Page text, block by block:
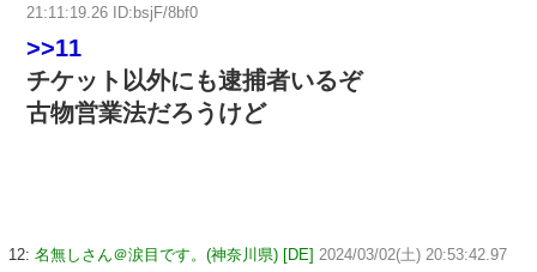
21:11:19.26 ID:bsjF/8bf0
>>11
チケット以外にも逮捕者いるぞ
古物営業法だろうけど
12: 名無しさん＠涙目です。(神奈川県) [DE] 2024/03/02(土) 20:53:42.97